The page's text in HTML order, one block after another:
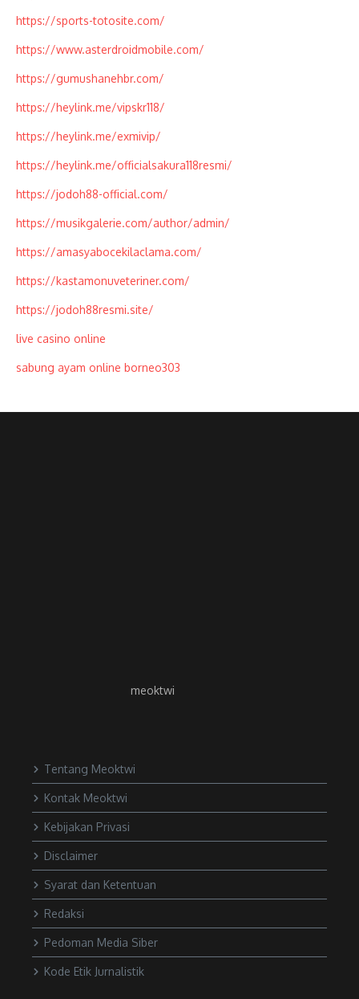
https://sports-totosite.com/
https://www.asterdroidmobile.com/
https://gumushanehbr.com/
https://heylink.me/vipskr118/
https://heylink.me/exmivip/
https://heylink.me/officialsakura118resmi/
https://jodoh88-official.com/
https://musikgalerie.com/author/admin/
https://amasyabocekilaclama.com/
https://kastamonuveteriner.com/
https://jodoh88resmi.site/
live casino online
sabung ayam online borneo303
meoktwi
Tentang Meoktwi
Kontak Meoktwi
Kebijakan Privasi
Disclaimer
Syarat dan Ketentuan
Redaksi
Pedoman Media Siber
Kode Etik Jurnalistik